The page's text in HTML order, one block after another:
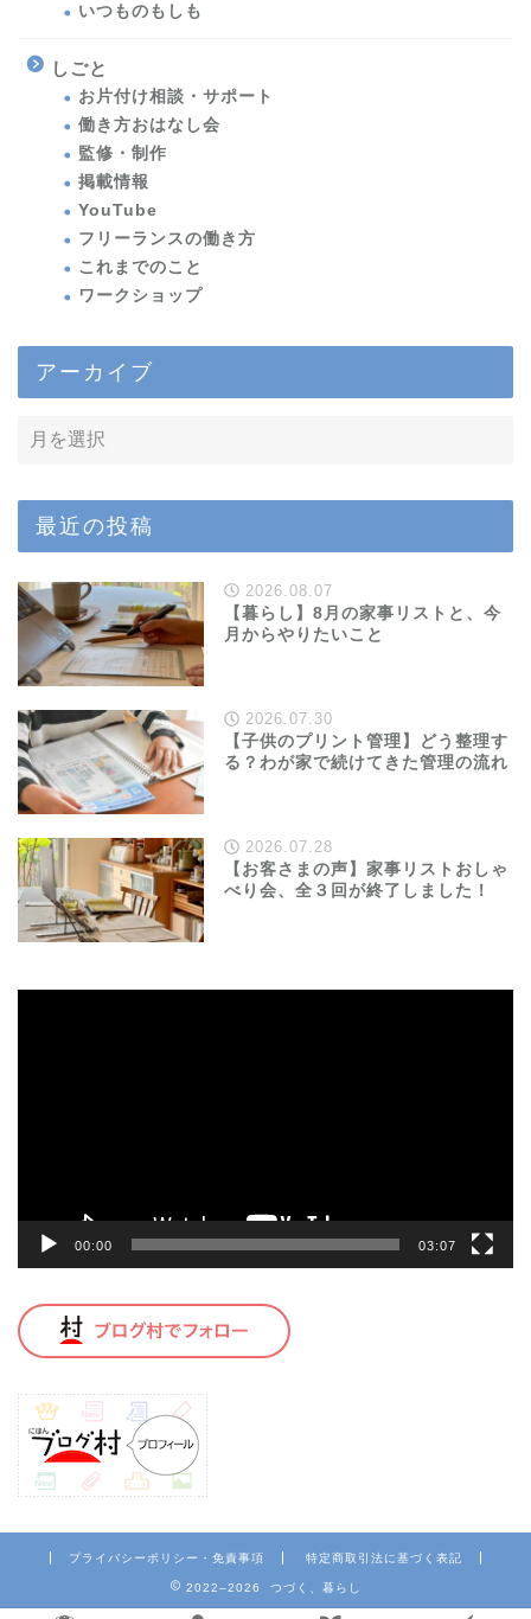
いつものもしも
しごと
お片付け相談・サポート
働き方おはなし会
監修・制作
掲載情報
YouTube
フリーランスの働き方
これまでのこと
ワークショップ
アーカイブ
最近の投稿
2026.08.07
【暮らし】8月の家事リストと、今
月からやりたいこと
2026.07.30
【子供のプリント管理】どう整理す
る？わが家で続けてきた管理の流れ
2026.07.28
【お客さまの声】家事リストおしゃ
べり会、全３回が終了しました！
00:00 03:07
プライバシーポリシー・免責事項 特定商取引法に基づく表記
2022–2026 つづく、暮らし